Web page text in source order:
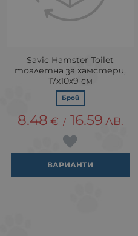
Savic Hamster Toilet
тоалетна за хамстери,
17х10х9 см
Брой
8.48 € / 16.59 ЛВ.
ВАРИАНТИ